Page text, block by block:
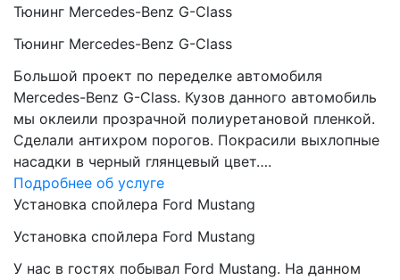
Тюнинг Mercedes-Benz G-Class
Тюнинг Mercedes-Benz G-Class
Большой проект по переделке автомобиля
Mercedes-Benz G-Class. Кузов данного автомобиль
мы оклеили прозрачной полиуретановой пленкой.
Сделали антихром порогов. Покрасили выхлопные
насадки в черный глянцевый цвет….
Подробнее об услуге
Установка спойлера Ford Mustang
Установка спойлера Ford Mustang
У нас в гостях побывал Ford Mustang. На данном